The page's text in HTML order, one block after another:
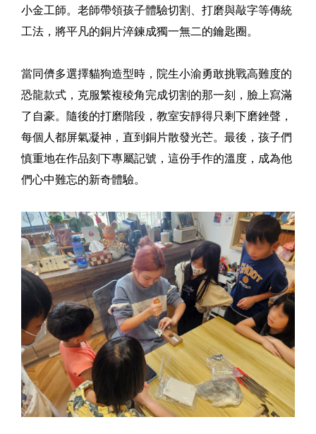
小金工師。老師帶領孩子體驗切割、打磨與敲字等傳統
工法，將平凡的銅片淬鍊成獨一無二的鑰匙圈。
當同儕多選擇貓狗造型時，院生小渝勇敢挑戰高難度的
恐龍款式，克服繁複稜角完成切割的那一刻，臉上寫滿
了自豪。隨後的打磨階段，教室安靜得只剩下磨銼聲，
每個人都屏氣凝神，直到銅片散發光芒。最後，孩子們
慎重地在作品刻下專屬記號，這份手作的溫度，成為他
們心中難忘的新奇體驗。